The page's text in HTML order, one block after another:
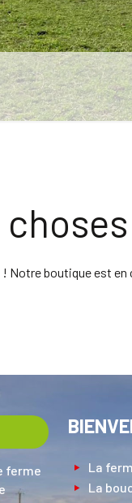
! Notre boutique est
ferme
La
La